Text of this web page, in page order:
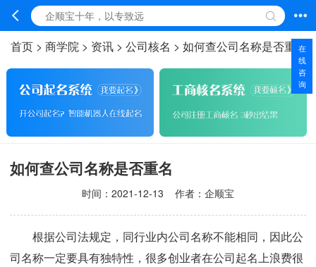
首页 > 商学院 > 资讯 > 公司核名 > 如何查公司名称是否重名
如何查公司名称是否重名
时间： 2021-12-13 作者：企顺宝
根据公司法规定，同行业内公司名称不能相同，因此公
司名称一定要具有独特性，很多创业者在公司起名上浪费很
在
线
咨
询